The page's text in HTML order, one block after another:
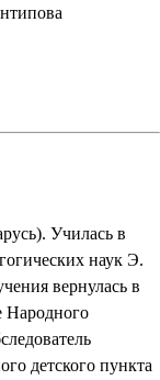
Училась в
наук Э.
вернулась в
Народного
детского пункта